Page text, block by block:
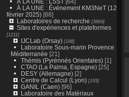
À LA UNE : Événement KM3NeT (12
février 2025)[88]
Laboratoires de recherche [3869]
Sites d'expériences et plateformes
[1211]
IJCLab (Orsay)[188]
Laboratoire Sous-marin Provence
Méditerranée [21]
Thémis (Pyrénnés Orientales)[1]
CTAO (La Palma, Espagne)[25]
DESY (Allemagne)[2]
Centre de Calcul (Lyon)[193]
GANIL (Caen)[96]
Laboratoire des Matériaux